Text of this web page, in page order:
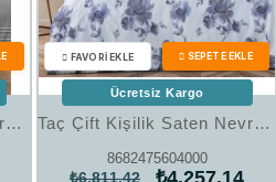
Özdilek Çift Kişilik Ranforce Nevresim Takımı Unique Gri Taç Çift Kişilik Saten Nevresim Takımı Hennie Lacivert
8682475604000
₺4.257,14
₺6.811,42
Ücretsiz Kargo